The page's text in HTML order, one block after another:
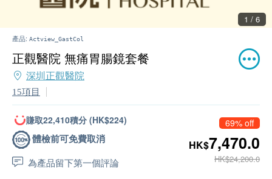
1 / 6
產品: Actview_GastCol
正觀醫院 無痛胃腸鏡套餐
深圳正觀醫院
15項目
賺取22,410積分 (HK$224)
體檢前可免費取消
為產品留下第一個評論
69% off
HK$7,470.0
HK$24,200.0